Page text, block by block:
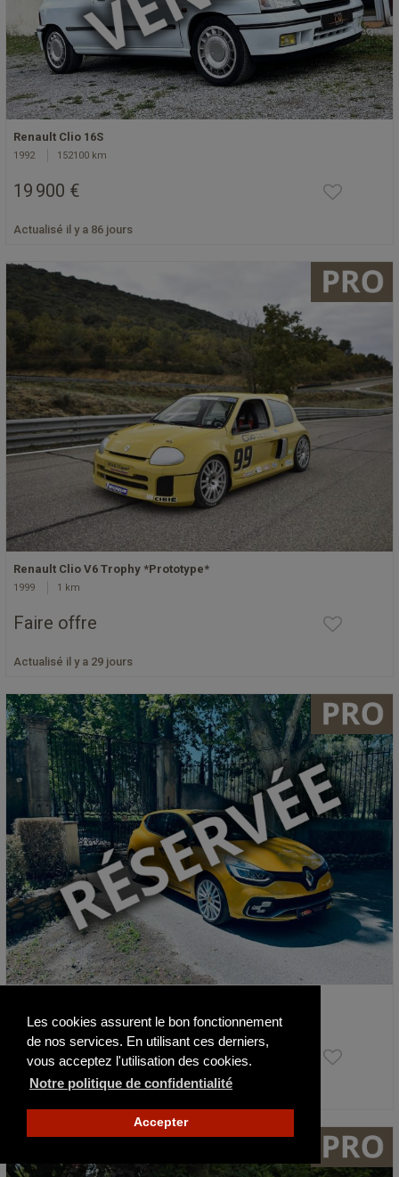
Les cookies assurent le bon fonctionnement
de nos services. En utilisant ces derniers,
vous acceptez l'utilisation des cookies.
Notre politique de confidentialité
Accepter
Renault Clio 16S
1992 152100 km
19 900 €
Actualisé il y a 86 jours
Renault Clio V6 Trophy *Prototype*
1999 1 km
Faire offre
Actualisé il y a 29 jours
2018 56900 km
22 490 €
Actualisé il y a 7 jours